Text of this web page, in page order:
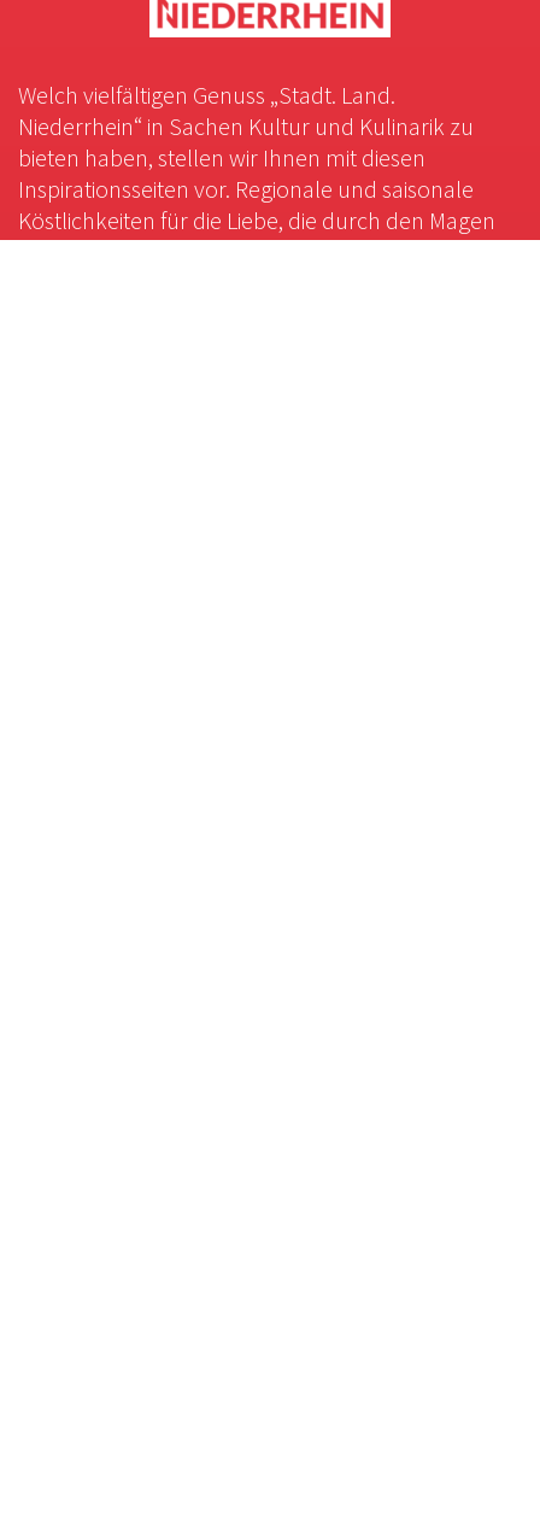
Welch vielfältigen Genuss „Stadt. Land.
Niederrhein“ in Sachen Kultur und Kulinarik zu
bieten haben, stellen wir Ihnen mit diesen
Inspirationsseiten vor. Regionale und saisonale
Köstlichkeiten für die Liebe, die durch den Magen